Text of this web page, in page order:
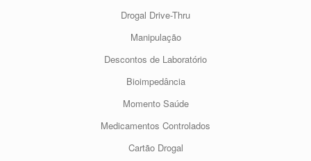
Drogal Drive-Thru
Manipulação
Descontos de Laboratório
Bioimpedância
Momento Saúde
Medicamentos Controlados
Cartão Drogal